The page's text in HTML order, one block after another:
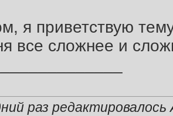
я приветствую
все сложнее и
раз редактировалось